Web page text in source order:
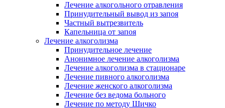
Лечение алкогольного отравления
Принудительный вывод из запоя
Частный вытрезвитель
Капельница от запоя
Лечение алкоголизма
Принудительное лечение
Анонимное лечение алкоголизма
Лечение алкоголизма в стационаре
Лечение пивного алкоголизма
Лечение женского алкоголизма
Лечение без ведома больного
Лечение по методу Шичко